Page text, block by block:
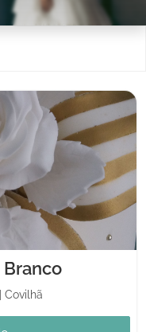
Branco
Covilhã